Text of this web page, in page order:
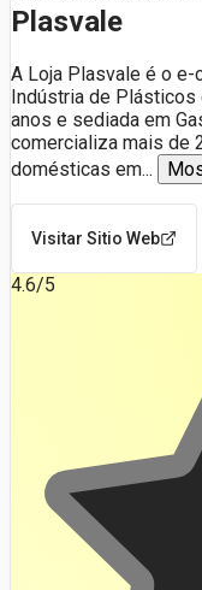
Plasvale
A Loja Plasvale é o
Indústria de Plásticos
anos e sediada em
comercializa mais de
domésticas em...
Visitar Sitio Web
4.6/5